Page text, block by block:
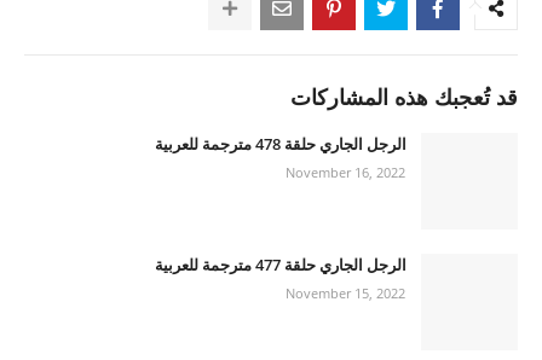
قد تُعجبك هذه المشاركات
الرجل الجاري حلقة 478 مترجمة للعربية
November 16, 2022
الرجل الجاري حلقة 477 مترجمة للعربية
November 15, 2022